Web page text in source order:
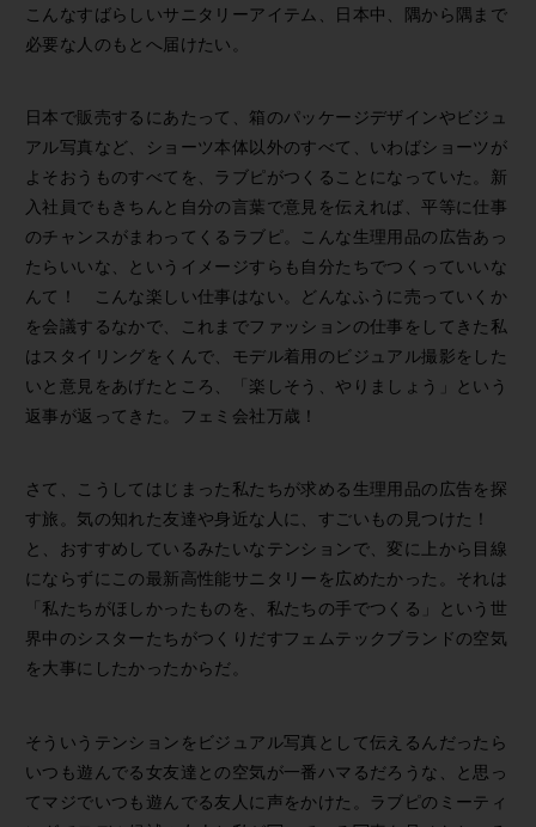
こんなすばらしいサニタリーアイテム、日本中、隅から隅まで
必要な人のもとへ届けたい。
日本で販売するにあたって、箱のパッケージデザインやビジュ
アル写真など、ショーツ本体以外のすべて、いわばショーツが
よそおうものすべてを、ラブピがつくることになっていた。新
入社員でもきちんと自分の言葉で意見を伝えれば、平等に仕事
のチャンスがまわってくるラブピ。こんな生理用品の広告あっ
たらいいな、というイメージすらも自分たちでつくっていいな
んて！ こんな楽しい仕事はない。どんなふうに売っていくか
を会議するなかで、これまでファッションの仕事をしてきた私
はスタイリングをくんで、モデル着用のビジュアル撮影をした
いと意見をあげたところ、「楽しそう、やりましょう」という
返事が返ってきた。フェミ会社万歳！
さて、こうしてはじまった私たちが求める生理用品の広告を探
す旅。気の知れた友達や身近な人に、すごいもの見つけた！
と、おすすめしているみたいなテンションで、変に上から目線
にならずにこの最新高性能サニタリーを広めたかった。それは
「私たちがほしかったものを、私たちの手でつくる」という世
界中のシスターたちがつくりだすフェムテックブランドの空気
を大事にしたかったからだ。
そういうテンションをビジュアル写真として伝えるんだったら
いつも遊んでる女友達との空気が一番ハマるだろうな、と思っ
てマジでいつも遊んでる友人に声をかけた。ラブピのミーティ